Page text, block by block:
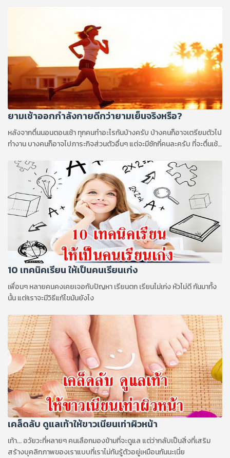
ยามเช้าออกกำลังกายดีกว่ายามเย็นจริงหรือ?
หลังจากตื่นนอนตอนเช้า ทุกคนทำอะไรกันบ้างครับ บ้างคนก็อาจเตรียมตัวไป
ทำงาน บางคนก็อาจไปภาระกิจส่วนตัวอื่นๆ แต่จะมีซักกี่คนละครับ ที่จะตื่นเช้า
10 เทคนิคเรียน ให้เป็นคนเรียนเก่ง
เพื่อนๆ หลายคนคงเคยเจอกับปัญหา เรียนตก เรียนไม่เก่ง หัวไม่ดี กันมาทั้ง
นั้น แต่!เราจะมีวิธีแก้ไขมันยังไง
เคล็ดลับ ดูแลเท้าให้ขาวเนียนเท่าผิวหน้า
เท้า... อวัยวะที่หลายๆ คนเลือกมองข้ามที่จะดูแล แต่ว่ากลับเป็นสิ่งที่เสริม
สร้างบุคลิกภาพของเราแบบที่เราไม่ทันรู้ตัวอยู่เหมือนกันนะเนี่ย